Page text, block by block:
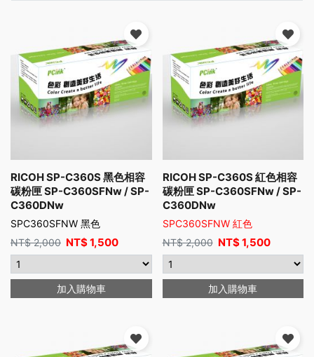
RICOH SP-C360S 黑色相容
碳粉匣 SP-C360SFNw / SP-
C360DNw
SPC360SFNW 黑色
NT$2,000 NT$1,500
加入購物車
RICOH SP-C360S 紅色相容
碳粉匣 SP-C360SFNw / SP-
C360DNw
SPC360SFNW 紅色
NT$2,000 NT$1,500
加入購物車